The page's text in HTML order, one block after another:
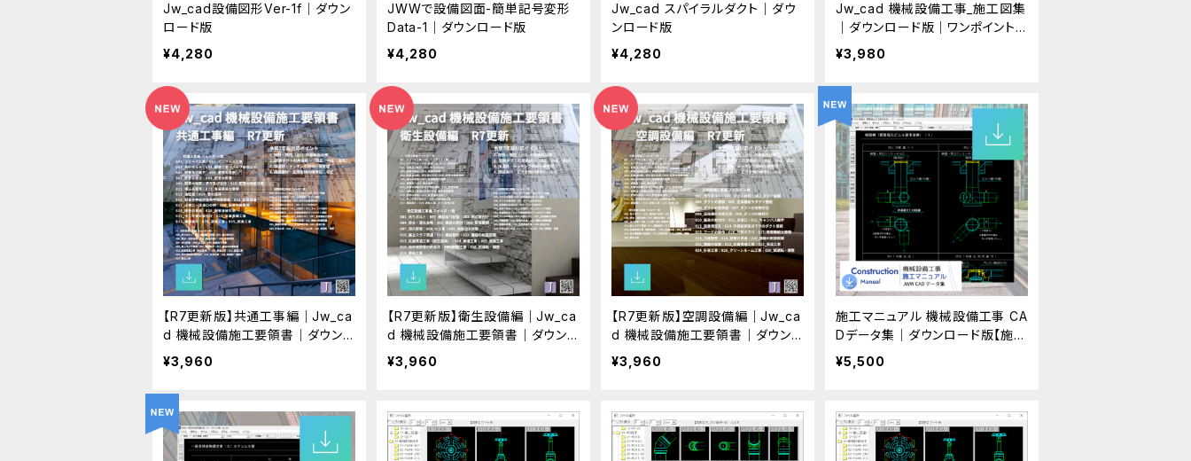
Jw_cad設備図形Ver-1f｜ダウン
ロード版
¥4,280
JWWで設備図面-簡単記号変形
Data-1｜ダウンロード版
¥4,280
Jw_cad スパイラルダクト｜ダウ
ンロード版
¥4,280
Jw_cad 機械設備工事_施工図集
｜ダウンロード版｜ワンポイント
解説付
¥3,980
【R7更新版】共通工事編｜Jw_ca
d 機械設備施工要領書｜ダウン
ロード版
¥3,960
【R7更新版】衛生設備編｜Jw_ca
d 機械設備施工要領書｜ダウン
ロード版
¥3,960
【R7更新版】空調設備編｜Jw_ca
d 機械設備施工要領書｜ダウン
ロード版
¥3,960
施工マニュアル 機械設備工事 CA
Dデータ集｜ダウンロード版【施工
のみ】
¥5,500